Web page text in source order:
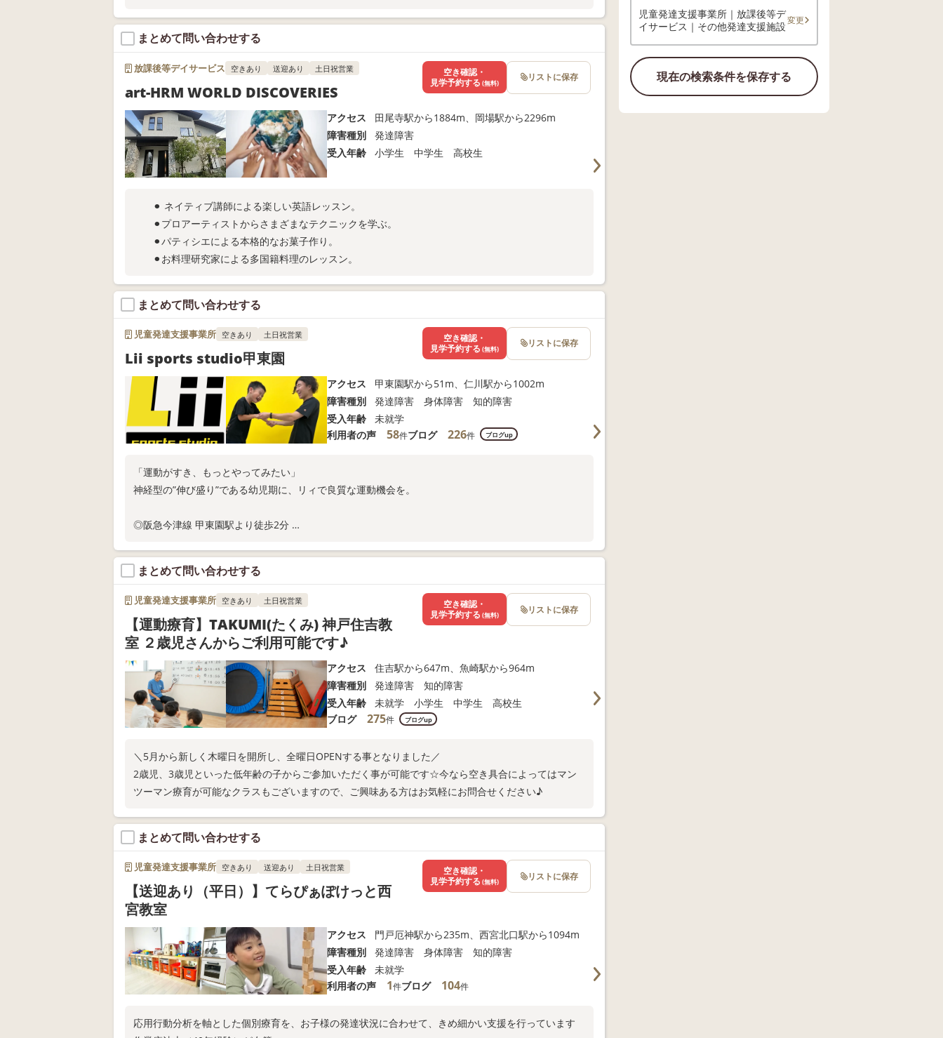
まとめて問い合わせする
放課後等デイサービス 空きあり 送迎あり 土日祝営業
art-HRM WORLD DISCOVERIES
アクセス
田尾寺駅から1884m、岡場駅から2296m
障害種別
発達障害
受入年齢
小学生 中学生 高校生
⚫︎ ネイティブ講師による楽しい英語レッスン。
⚫︎プロアーティストからさまざまなテクニックを学ぶ。
⚫︎パティシエによる本格的なお菓子作り。
⚫︎お料理研究家による多国籍料理のレッスン。
空き確認・
見学予約する (無料) リストに保存
まとめて問い合わせする
児童発達支援事業所 空きあり 土日祝営業
Lii sports studio甲東園
アクセス
甲東園駅から51m、仁川駅から1002m
障害種別
発達障害 身体障害 知的障害
受入年齢
未就学
利用者の声
58件ブログ 226件 ブログup
「運動がすき、もっとやってみたい」
神経型の”伸び盛り”である幼児期に、リィで良質な運動機会を。
◎阪急今津線 甲東園駅より徒歩2分
◎スタジオ体験随時実施中
お電話またはWEB問い合わせにてお問い合わせください。
空き確認・
見学予約する (無料) リストに保存
まとめて問い合わせする
児童発達支援事業所 空きあり 土日祝営業
【運動療育】TAKUMI(たくみ) 神戸住吉教
室 ２歳児さんからご利用可能です♪
アクセス
住吉駅から647m、魚崎駅から964m
障害種別
発達障害 知的障害
受入年齢
未就学 小学生 中学生 高校生
ブログ
275件 ブログup
＼5月から新しく木曜日を開所し、全曜日OPENする事となりました／
2歳児、3歳児といった低年齢の子からご参加いただく事が可能です☆今なら空き具合によってはマン
ツーマン療育が可能なクラスもございますので、ご興味ある方はお気軽にお問合せください♪
空き確認・
見学予約する (無料) リストに保存
まとめて問い合わせする
児童発達支援事業所 空きあり 送迎あり 土日祝営業
【送迎あり（平日）】てらぴぁぽけっと西
宮教室
アクセス
門戸厄神駅から235m、西宮北口駅から1094m
障害種別
発達障害 身体障害 知的障害
受入年齢
未就学
利用者の声
1件ブログ 104件
応用行動分析を軸とした個別療育を、お子様の発達状況に合わせて、きめ細かい支援を行っています
空き確認・
見学予約する (無料) リストに保存
児童発達支援事業所｜放課後等デ
イサービス｜その他発達支援施設変更
現在の検索条件を保存する